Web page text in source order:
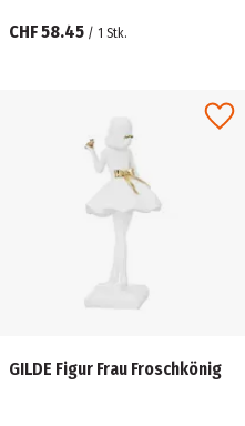
CHF 58.45 / 1 Stk.
GILDE Figur Frau Froschkönig